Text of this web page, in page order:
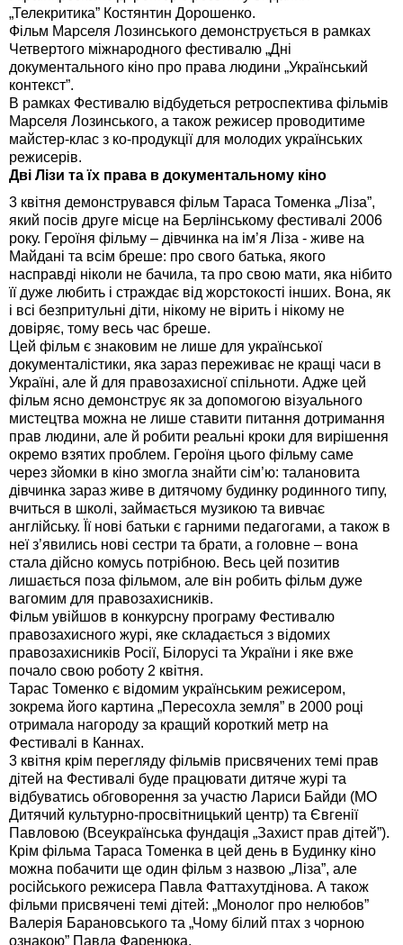
„Телекритика” Костянтин Дорошенко.
Фільм Марселя Лозинського демонструється в рамках
Четвертого міжнародного фестивалю „Дні
документального кіно про права людини „Український
контекст”.
В рамках Фестивалю відбудеться ретроспектива фільмів
Марселя Лозинського, а також режисер проводитиме
майстер-клас з ко-продукції для молодих українських
режисерів.
Дві Лізи та їх права в документальному кіно
3 квітня демонструвався фільм Тараса Томенка „Ліза”,
який посів друге місце на Берлінському фестивалі 2006
року. Героїня фільму – дівчинка на ім’я Ліза - живе на
Майдані та всім бреше: про свого батька, якого
насправді ніколи не бачила, та про свою мати, яка нібито
її дуже любить і страждає від жорстокості інших. Вона, як
і всі безпритульні діти, нікому не вірить і нікому не
довіряє, тому весь час бреше.
Цей фільм є знаковим не лише для української
документалістики, яка зараз переживає не кращі часи в
Україні, але й для правозахисної спільноти. Адже цей
фільм ясно демонструє як за допомогою візуального
мистецтва можна не лише ставити питання дотримання
прав людини, але й робити реальні кроки для вирішення
окремо взятих проблем. Героїня цього фільму саме
через зйомки в кіно змогла знайти сім’ю: талановита
дівчинка зараз живе в дитячому будинку родинного типу,
вчиться в школі, займається музикою та вивчає
англійську. Її нові батьки є гарними педагогами, а також в
неї з’явились нові сестри та брати, а головне – вона
стала дійсно комусь потрібною. Весь цей позитив
лишається поза фільмом, але він робить фільм дуже
вагомим для правозахисників.
Фільм увійшов в конкурсну програму Фестивалю
правозахисного журі, яке складається з відомих
правозахисників Росії, Білорусі та України і яке вже
почало свою роботу 2 квітня.
Тарас Томенко є відомим українським режисером,
зокрема його картина „Пересохла земля” в 2000 році
отримала нагороду за кращий короткий метр на
Фестивалі в Каннах.
3 квітня крім перегляду фільмів присвячених темі прав
дітей на Фестивалі буде працювати дитяче журі та
відбуватись обговорення за участю Лариси Байди (МО
Дитячий культурно-просвітницький центр) та Євгенії
Павловою (Всеукраїнська фундація „Захист прав дітей”).
Крім фільма Тараса Томенка в цей день в Будинку кіно
можна побачити ще один фільм з назвою „Ліза”, але
російського режисера Павла Фаттахутдінова. А також
фільми присвячені темі дітей: „Монолог про нелюбов”
Валерія Барановського та „Чому білий птах з чорною
ознакою” Павла Фаренюка.